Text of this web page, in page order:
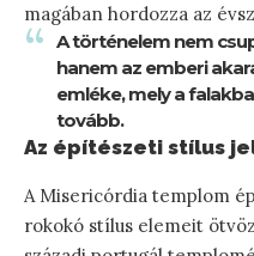
magában hordozza az
A történelem nem
hanem az emberi
emléke, mely a
tovább.
Az építészeti stílus
A Misericórdia templom
rokokó stílus elemeit